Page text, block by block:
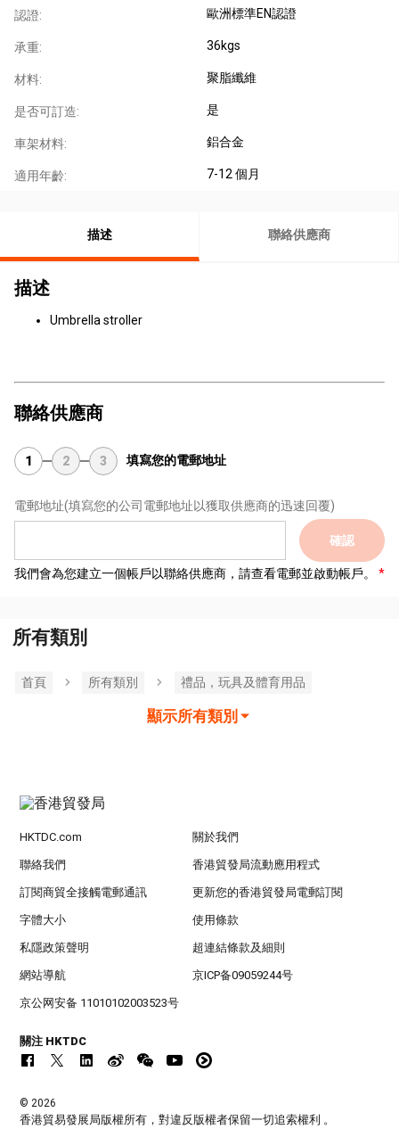
認證: 歐洲標準EN認證
承重: 36kgs
材料: 聚脂纖維
是否可訂造: 是
車架材料: 鋁合金
適用年齡: 7-12 個月
描述 聯絡供應商
描述
Umbrella stroller
聯絡供應商
1 2 3 填寫您的電郵地址
電郵地址(填寫您的公司電郵地址以獲取供應商的迅速回覆)
確認
我們會為您建立一個帳戶以聯絡供應商，請查看電郵並啟動帳戶。
所有類別
首頁 所有類別 禮品，玩具及體育用品
顯示所有類別
HKTDC.com 關於我們
聯絡我們 香港貿發局流動應用程式
訂閱商貿全接觸電郵通訊 更新您的香港貿發局電郵訂閱
字體大小 使用條款
私隱政策聲明 超連結條款及細則
網站導航 京ICP备09059244号
京公网安备 11010102003523号
關注 HKTDC
© 2026
香港貿易發展局版權所有，對違反版權者保留一切追索權利 。